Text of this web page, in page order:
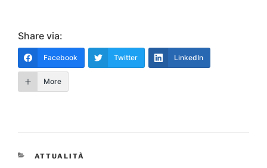
Share via:
Facebook Twitter LinkedIn
More
CATEGORIE
ATTUALITÀ